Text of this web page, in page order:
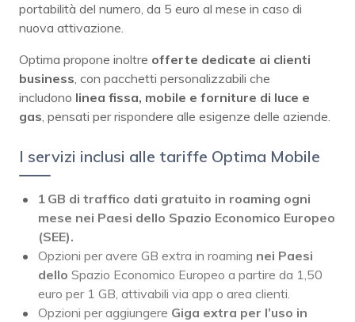
portabilità del numero, da 5 euro al mese in caso di
nuova attivazione.
Optima propone inoltre offerte dedicate ai clienti
business, con pacchetti personalizzabili che
includono linea fissa, mobile e forniture di luce e
gas, pensati per rispondere alle esigenze delle aziende.
I servizi inclusi alle tariffe Optima Mobile
1 GB di traffico dati gratuito in roaming ogni
mese nei Paesi dello Spazio Economico Europeo
(SEE).
Opzioni per avere GB extra in roaming nei Paesi
dello Spazio Economico Europeo a partire da 1,50
euro per 1 GB, attivabili via app o area clienti.
Opzioni per aggiungere Giga extra per l’uso in